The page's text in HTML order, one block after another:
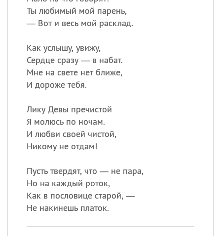
Ты любимый мой парень,
— Вот и весь мой расклад.
Как услышу, увижу,
Сердце сразу — в набат.
Мне на свете нет ближе,
И дороже тебя.
Лику Девы пречистой
Я молюсь по ночам.
И любви своей чистой,
Никому не отдам!
Пусть твердят, что — не пара,
Но на каждый роток,
Как в пословице старой, —
Не накинешь платок.